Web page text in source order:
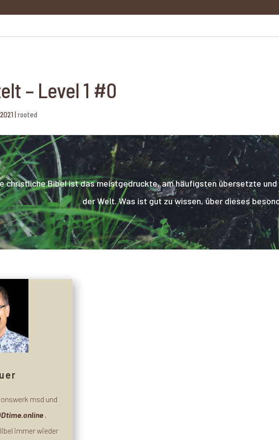
– Level 1 #0
|rooted
christliche Bibel ist das meistgedruckte, am häufigsten übersetzte
der Welt. Was ist gut zu wissen, über dieses
msd und
.
immer wieder